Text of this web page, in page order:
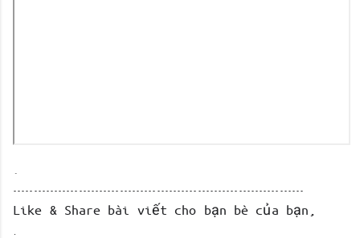
.
-----------------------------------------------------------------------
Like & Share bài viết cho bạn bè của bạn,
.